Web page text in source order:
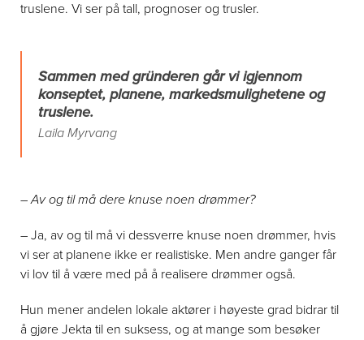
truslene. Vi ser på tall, prognoser og trusler.
Sammen med gründeren går vi igjennom
konseptet, planene, markedsmulighetene og
truslene.
Laila Myrvang
– Av og til må dere knuse noen drømmer?
– Ja, av og til må vi dessverre knuse noen drømmer, hvis
vi ser at planene ikke er realistiske. Men andre ganger får
vi lov til å være med på å realisere drømmer også.
Hun mener andelen lokale aktører i høyeste grad bidrar til
å gjøre Jekta til en suksess, og at mange som besøker